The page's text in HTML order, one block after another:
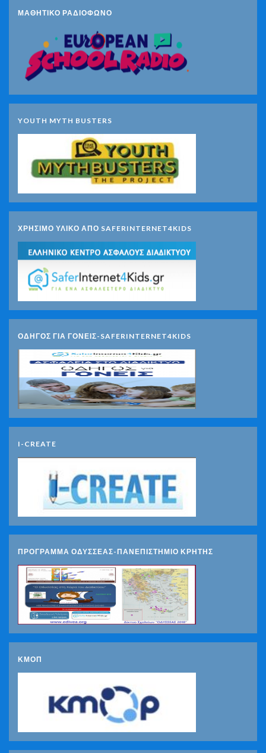
ΜΑΘΗΤΙΚΟ ΡΑΔΙΟΦΩΝΟ
YOUTH MYTH BUSTERS
ΧΡΗΣΙΜΟ ΥΛΙΚΟ ΑΠΟ SAFERINTERNET4KIDS
ΟΔΗΓΟΣ ΓΙΑ ΓΟΝΕΙΣ-SAFERINTERNET4KIDS
I-CREATE
ΠΡΟΓΡΑΜΜΑ ΟΔΥΣΣΕΑΣ-ΠΑΝΕΠΙΣΤΗΜΙΟ ΚΡΗΤΗΣ
ΚΜΟΠ